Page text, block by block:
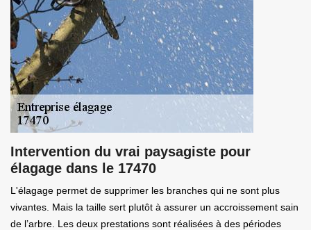
Intervention du vrai paysagiste pour
élagage dans le 17470
L'élagage permet de supprimer les branches qui ne sont plus
vivantes. Mais la taille sert plutôt à assurer un accroissement sain
de l’arbre. Les deux prestations sont réalisées à des périodes